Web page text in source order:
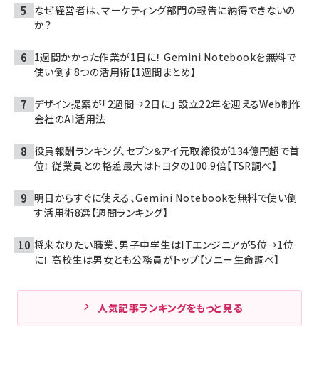
なぜ経営者は、マーケティング部門の報告に納得できないの
か？
1週間かかった作業が1日に！ Gemini Notebookを無料で
使い倒す8つの活用術【1週間まとめ】
デザイン提案が「2週間→2日に」 設立22年を迎えるWeb制作
会社のAI活用法
役員報酬ランキング、セブン＆アイ元取締役が134億円超で首
位！ 従業員との格差最大はトヨタの100.9倍【TSR調べ】
明日からすぐに使える、Gemini Notebookを無料で使い倒
す活用術8選【週間ランキング】
将来なりたい職業、男子中学生はITエンジニアが5位→1位
に！ 高校生は男女とも公務員がトップ【ソニー生命調べ】
人気記事ランキングをもっと見る